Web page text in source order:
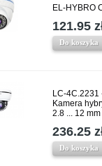
EL-HYBRO
121.95
Do koszyka
LC-4C.2231
Kamera
2.8 ... 12 mm
236.25
Do koszyka